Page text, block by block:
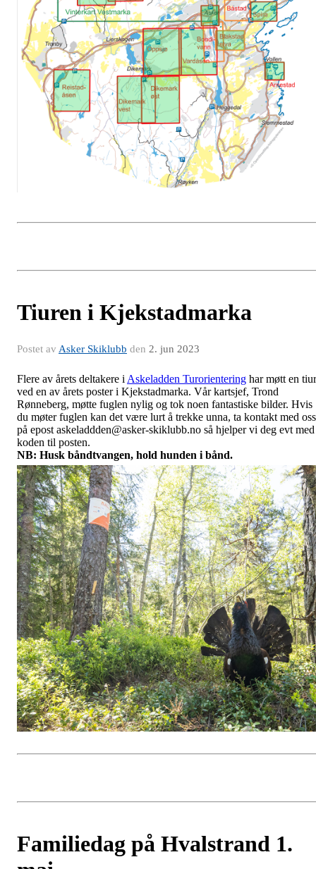
Tiuren i Kjekstadmarka
Postet av Asker Skiklubb den 2. jun 2023
Flere av årets deltakere i Askeladden Turorientering har møtt en tiur
ved en av årets poster i Kjekstadmarka. Vår kartsjef, Trond
Rønneberg, møtte fuglen nylig og tok noen fantastiske bilder. Hvis
du møter fuglen kan det være lurt å trekke unna, ta kontakt med oss
på epost askeladdden@asker-skiklubb.no så hjelper vi deg evt med
koden til posten.
NB: Husk båndtvangen, hold hunden i bånd.
Familiedag på Hvalstrand 1.